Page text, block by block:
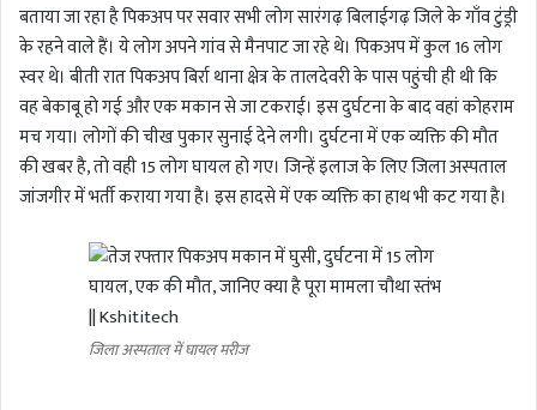
बताया जा रहा है पिकअप पर सवार सभी लोग सारंगढ़ बिलाईगढ़ जिले के गाँव टुंड्री
के रहने वाले हैं। ये लोग अपने गांव से मैनपाट जा रहे थे। पिकअप में कुल 16 लोग
स्वर थे। बीती रात पिकअप बिर्रा थाना क्षेत्र के तालदेवरी के पास पहुंची ही थी कि
वह बेकाबू हो गई और एक मकान से जा टकराई। इस दुर्घटना के बाद वहां कोहराम
मच गया। लोगों की चीख पुकार सुनाई देने लगी। दुर्घटना में एक व्यक्ति की मौत
की खबर है, तो वही 15 लोग घायल हो गए। जिन्हें इलाज के लिए जिला अस्पताल
जांजगीर में भर्ती कराया गया है। इस हादसे में एक व्यक्ति का हाथ भी कट गया है।
जिला अस्पताल में घायल मरीज